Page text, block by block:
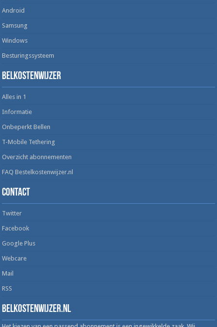
Android
Samsung
Windows
Besturingssysteem
Belkostenwijzer
Alles in 1
Informatie
Onbeperkt Bellen
T-Mobile Tethering
Overzicht abonnementen
FAQ Bestelkostenwijzer.nl
Contact
Twitter
Facebook
Google Plus
Webcare
Mail
RSS
Belkostenwijzer.nl